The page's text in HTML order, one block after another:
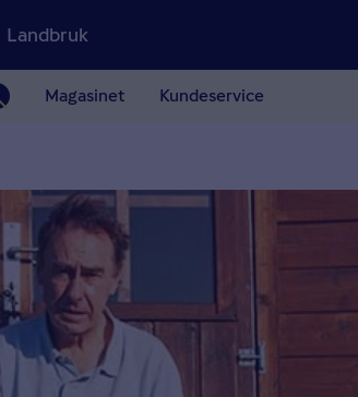
Magasinet Kundeservice
Landbruk